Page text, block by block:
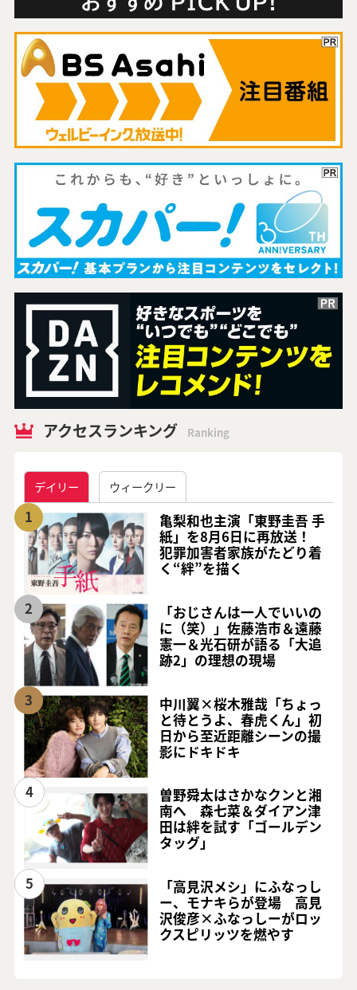
アクセスランキング Ranking
デイリー ウィークリー
1
亀梨和也主演「東野圭吾 手
紙」を8月6日に再放送！
犯罪加害者家族がたどり着
く“絆”を描く
2
「おじさんは一人でいいの
に（笑）」佐藤浩市＆遠藤
憲一＆光石研が語る「大追
跡2」の理想の現場
3
中川翼×桜木雅哉「ちょっ
と待とうよ、春虎くん」初
日から至近距離シーンの撮
影にドキドキ
4
曽野舜太はさかなクンと湘
南へ 森七菜＆ダイアン津
田は絆を試す「ゴールデン
タッグ」
5
「高見沢メシ」にふなっし
ー、モナキらが登場 高見
沢俊彦×ふなっしーがロッ
クスピリッツを燃やす